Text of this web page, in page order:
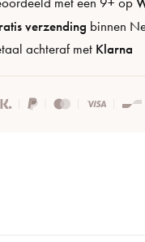
verzending binnen
achteraf met Klarna